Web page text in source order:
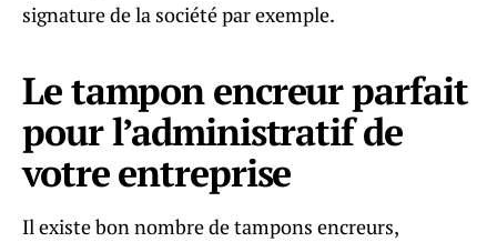
signature de la société par exemple.
Le tampon encreur parfait
pour l’administratif de
votre entreprise
Il existe bon nombre de tampons encreurs,